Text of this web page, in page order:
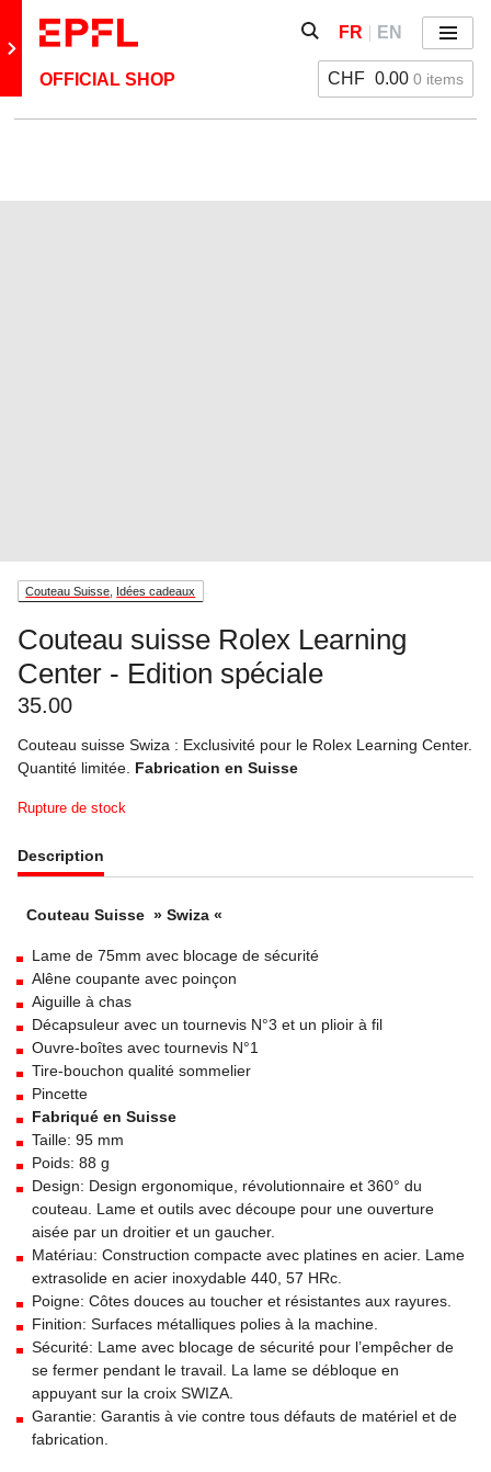
Retour au site principal
OFFICIAL SHOP
Afficher / masquer le
FR EN Menu
CHF 0.00 0 items
Couteau Suisse Idées cadeaux
Couteau suisse Rolex Learning
Center - Edition spéciale
35.00
Couteau suisse Swiza : Exclusivité pour le Rolex Learning Center.
Quantité limitée. Fabrication en Suisse
Rupture de stock
Description
Couteau Suisse » Swiza «
Lame de 75mm avec blocage de sécurité
Alêne coupante avec poinçon
Aiguille à chas
Décapsuleur avec un tournevis N°3 et un plioir à fil
Ouvre-boîtes avec tournevis N°1
Tire-bouchon qualité sommelier
Pincette
Fabriqué en Suisse
Taille: 95 mm
Poids: 88 g
Design: Design ergonomique, révolutionnaire et 360° du
couteau. Lame et outils avec découpe pour une ouverture
aisée par un droitier et un gaucher.
Matériau: Construction compacte avec platines en acier. Lame
extrasolide en acier inoxydable 440, 57 HRc.
Poigne: Côtes douces au toucher et résistantes aux rayures.
Finition: Surfaces métalliques polies à la machine.
Sécurité: Lame avec blocage de sécurité pour l’empêcher de
se fermer pendant le travail. La lame se débloque en
appuyant sur la croix SWIZA.
Garantie: Garantis à vie contre tous défauts de matériel et de
fabrication.